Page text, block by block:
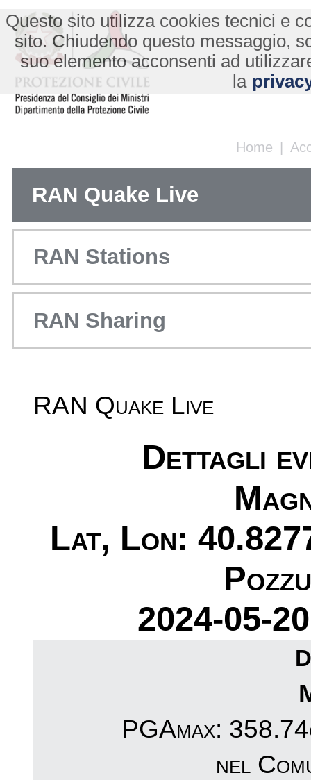
Home |
Questo sito utilizza cookies tecnici e
sito. Chiudendo questo messaggio,
suo elemento acconsenti ad
la
RAN Quake Live
RAN Stations
RAN Sharing
RAN Quake Live
Dettagli
Lat, Lon:
2024-05-
PGAmax:
nel